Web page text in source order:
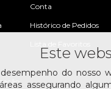
Conta
Histórico de Pedidos
Este
do nosso
assegurando